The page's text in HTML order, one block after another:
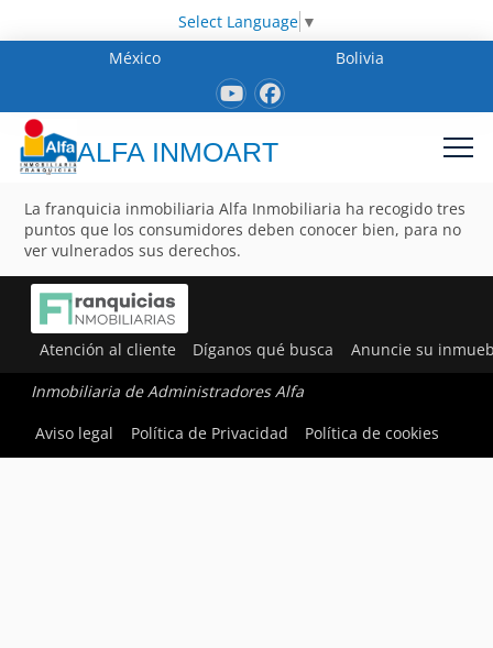
Select Language ▼
México
Bolivia
ALFA INMOART
La franquicia inmobiliaria Alfa Inmobiliaria ha recogido tres
puntos que los consumidores deben conocer bien, para no
ver vulnerados sus derechos.
Atención al cliente Díganos qué busca Anuncie su
Inmobiliaria de Administradores Alfa
Aviso legal
Política de Privacidad Política de cookies